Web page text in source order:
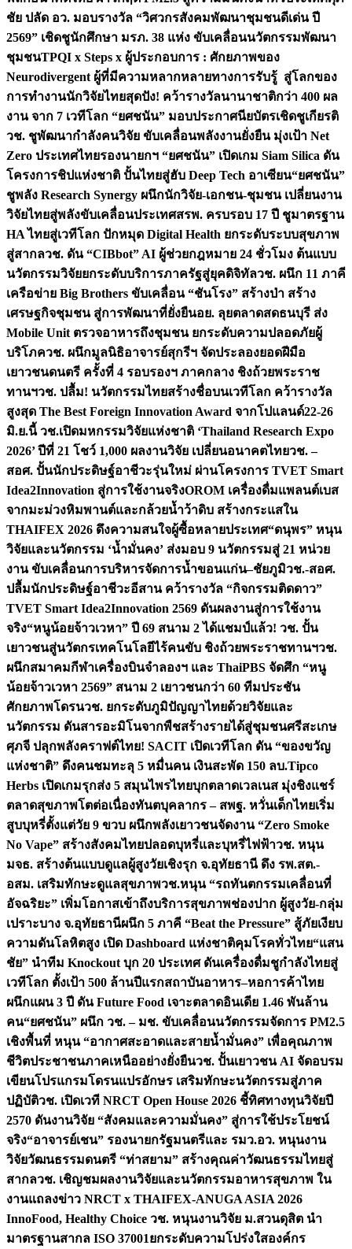
ชัย ปลัด อว. มอบรางวัล “วิศวกรสังคมพัฒนาชุมชนดีเด่น ปี
2569” เชิดชูนักศึกษา มรภ. 38 แห่ง ขับเคลื่อนนวัตกรรมพัฒนา
ชุมชนTPQI x Steps x ผู้ประกอบการ : ศักยภาพของ
Neurodivergent ผู้ที่มีความหลากหลายทางการรับรู้ สู่โลกของ
การทำงานนักวิจัยไทยสุดปัง! คว้ารางวัลนานาชาติกว่า 400 ผล
งาน จาก 7 เวทีโลก “ยศชนัน” มอบประกาศนียบัตรเชิดชูเกียรติ
วช. ชูพัฒนากำลังคนวิจัย ขับเคลื่อนพลังงานยั่งยืน มุ่งเป้า Net
Zero ประเทศไทยรองนายกฯ “ยศชนัน” เปิดเกม Siam Silica ดัน
โครงการชิปแห่งชาติ ปั้นไทยสู่ฮับ Deep Tech อาเซียน“ยศชนัน”
ชูพลัง Research Synergy ผนึกนักวิจัย-เอกชน-ชุมชน เปลี่ยนงาน
วิจัยไทยสู่พลังขับเคลื่อนประเทศสรพ. ครบรอบ 17 ปี ชูมาตรฐาน
HA ไทยสู่เวทีโลก ปักหมุด Digital Health ยกระดับระบบสุขภาพ
สู่สากลวช. ดัน “CIBbot” AI ผู้ช่วยกฎหมาย 24 ชั่วโมง ต้นแบบ
นวัตกรรมวิจัยยกระดับบริการภาครัฐสู่ยุคดิจิทัลวช. ผนึก 11 ภาคี
เครือข่าย Big Brothers ขับเคลื่อน “ชันโรง” สร้างป่า สร้าง
เศรษฐกิจชุมชน สู่การพัฒนาที่ยั่งยืนอย. ลุยตลาดสดธนบุรี ส่ง
Mobile Unit ตรวจอาหารถึงชุมชน ยกระดับความปลอดภัยผู้
บริโภควช. ผนึกมูลนิธิอาจารย์สุกรีฯ จัดประลองยอดฝีมือ
เยาวชนดนตรี ครั้งที่ 4 รอบรองฯ ภาคกลาง ชิงถ้วยพระราช
ทานฯวช. ปลื้ม! นวัตกรรมไทยสร้างชื่อบนเวทีโลก คว้ารางวัล
สูงสุด The Best Foreign Innovation Award จากโปแลนด์22-26
มิ.ย.นี้ วช.เปิดมหกรรมวิจัยแห่งชาติ ‘Thailand Research Expo
2026’ ปีที่ 21 โชว์ 1,000 ผลงานวิจัย เปลี่ยนอนาคตไทยวช. –
สอศ. ปั้นนักประดิษฐ์อาชีวะรุ่นใหม่ ผ่านโครงการ TVET Smart
Idea2Innovation สู่การใช้งานจริงOROM เครื่องดื่มแพลนต์เบส
จากมะม่วงหิมพานต์และกล้วยน้ำว้าดิบ สร้างกระแสใน
THAIFEX 2026 ดึงความสนใจผู้ซื้อหลายประเทศ“ดนุพร” หนุน
วิจัยและนวัตกรรม ‘น้ำมั่นคง’ ส่งมอบ 9 นวัตกรรมสู่ 21 หน่วย
งาน ขับเคลื่อนการบริหารจัดการน้ำขอนแก่น–ชัยภูมิวช.-สอศ.
ปลื้มนักประดิษฐ์อาชีวะอีสาน คว้ารางวัล “กิจกรรมติดดาว”
TVET Smart Idea2Innovation 2569 ดันผลงานสู่การใช้งาน
จริง“หนูน้อยจ้าวเวหา” ปี 69 สนาม 2 ได้แชมป์แล้ว! วช. ปั้น
เยาวชนสู่นวัตกรเทคโนโลยีไร้คนขับ ชิงถ้วยพระราชทานฯวช.
ผนึกสมาคมกีฬาเครื่องบินจำลองฯ และ ThaiPBS จัดศึก “หนู
น้อยจ้าวเวหา 2569” สนาม 2 เยาวชนกว่า 60 ทีมประชัน
ศักยภาพโดรนวช. ยกระดับภูมิปัญญาไทยด้วยวิจัยและ
นวัตกรรม ดันสารอะมิโนจากพืชสร้างรายได้สู่ชุมชนศรีสะเกษ
ศุภจี ปลุกพลังคราฟต์ไทย! SACIT เปิดเวทีโลก ดัน “ของขวัญ
แห่งชาติ” ดึงคนชมทะลุ 5 หมื่นคน เงินสะพัด 150 ลบ.Tipco
Herbs เปิดเกมรุกส่ง 5 สมุนไพรไทยบุกตลาดเวลเนส มุ่งชิงแชร์
ตลาดสุขภาพโตต่อเนื่องทันตบุคลากร – สพฐ. หวั่นเด็กไทยเริ่ม
สูบบุหรี่ตั้งแต่วัย 9 ขวบ ผนึกพลังเยาวชนจัดงาน “Zero Smoke
No Vape” สร้างสังคมไทยปลอดบุหรี่และบุหรี่ไฟฟ้าวช. หนุน
มจธ. สร้างต้นแบบดูแลผู้สูงวัยเชิงรุก จ.อุทัยธานี ดึง รพ.สต.-
อสม. เสริมทักษะดูแลสุขภาพวช.หนุน “รถทันตกรรมเคลื่อนที่
อัจฉริยะ” เพิ่มโอกาสเข้าถึงบริการสุขภาพช่องปาก ผู้สูงวัย-กลุ่ม
เปราะบาง จ.อุทัยธานีผนึก 5 ภาคี “Beat the Pressure” สู้ภัยเงียบ
ความดันโลหิตสูง เปิด Dashboard แห่งชาติคุมโรคทั่วไทย“แสน
ชัย” นำทีม Knockout บุก 20 ประเทศ ดันเครื่องดื่มชูกำลังไทยสู่
เวทีโลก ตั้งเป้า 500 ล้านปีแรกสถาบันอาหาร–หอการค้าไทย
ผนึกแผน 3 ปี ดัน Future Food เจาะตลาดอินเดีย 1.46 พันล้าน
คน“ยศชนัน” ผนึก วช. – มช. ขับเคลื่อนนวัตกรรมจัดการ PM2.5
เชิงพื้นที่ หนุน “อากาศสะอาดและสายน้ำมั่นคง” เพื่อคุณภาพ
ชีวิตประชาชนภาคเหนืออย่างยั่งยืนวช. ปั้นเยาวชน AI จัดอบรม
เขียนโปรแกรมโดรนแปรอักษร เสริมทักษะนวัตกรรมสู่ภาค
ปฏิบัติวช. เปิดเวที NRCT Open House 2026 ชี้ทิศทางทุนวิจัยปี
2570 ดันงานวิจัย “สังคมและความมั่นคง” สู่การใช้ประโยชน์
จริง“อาจารย์เชน” รองนายกรัฐมนตรีและ รมว.อว. หนุนงาน
วิจัยวัฒนธรรมดนตรี “ท่าสยาม” สร้างคุณค่าวัฒนธรรมไทยสู่
สากลวช. เชิญชมผลงานวิจัยและนวัตกรรมอาหารสุขภาพ ใน
งานแถลงข่าว NRCT x THAIFEX-ANUGA ASIA 2026
InnoFood, Healthy Choice วช. หนุนงานวิจัย ม.สวนดุสิต นำ
มาตรฐานสากล ISO 37001ยกระดับความโปร่งใสองค์กร